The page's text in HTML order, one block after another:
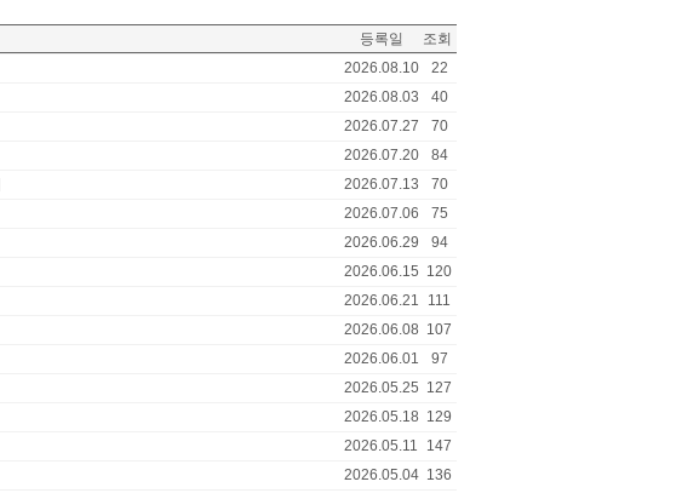
등록일
조회
2026.08.10
22
2026.08.03
40
2026.07.27
70
2026.07.20
84
2026.07.13
70
2026.07.06
75
2026.06.29
94
2026.06.15 120
2026.06.21
111
2026.06.08 107
2026.06.01
97
2026.05.25 127
2026.05.18 129
2026.05.11
147
2026.05.04 136